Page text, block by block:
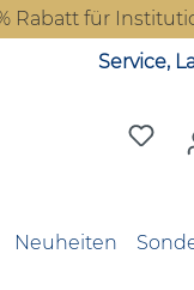
Rabatt für
Service,
Du
Neuheiten